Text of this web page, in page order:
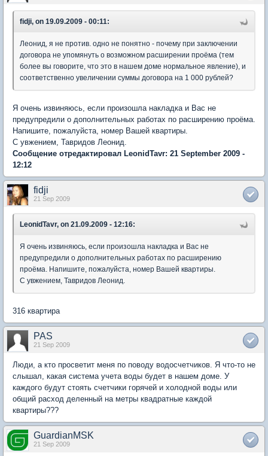
fidji, on 19.09.2009 - 00:11:
Леонид, я не против. одно не понятно - почему при заключении
договора не упомянуть о возможном расширении проёма (тем
более вы говорите, что это в нашем доме нормальное явление), и
соответственно увеличении суммы договора на 1 000 рублей?
Я очень извиняюсь, если произошла накладка и Вас не
предупредили о дополнительных работах по расширению проёма.
Напишите, пожалуйста, номер Вашей квартиры.
С увжением, Тавридов Леонид.
Сообщение отредактировал LeonidTavr: 21 September 2009 -
12:12
fidji
21 Sep 2009
LeonidTavr, on 21.09.2009 - 12:16:
Я очень извиняюсь, если произошла накладка и Вас не
предупредили о дополнительных работах по расширению
проёма. Напишите, пожалуйста, номер Вашей квартиры.
С увжением, Тавридов Леонид.
316 квартира
PAS
21 Sep 2009
Люди, а кто просветит меня по поводу водосчетчиков. Я что-то не
слышал, какая система учета воды будет в нашем доме. У
каждого будут стоять счетчики горячей и холодной воды или
общий расход деленный на метры квадратные каждой
квартиры???
GuardianMSK
21 Sep 2009